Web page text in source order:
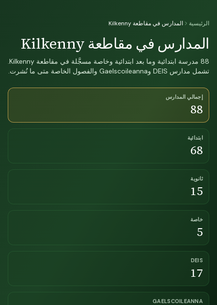
الرئيسية المدارس في مقاطعة Kilkenny
المدارس في مقاطعة Kilkenny
88 مدرسة ابتدائية وما بعد ابتدائية وخاصة مسجَّلة في مقاطعة Kilkenny.
تشمل مدارس DEIS وGaelscoileanna والفصول الخاصة متى ما نُشرت.
إجمالي المدارس
88
ابتدائية
68
ثانوية
15
خاصة
5
DEIS
17
GAELSCOILEANNA